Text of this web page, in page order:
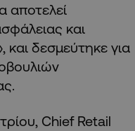
αποτελεί
και
και δεσμεύτηκε για
Chief Retail